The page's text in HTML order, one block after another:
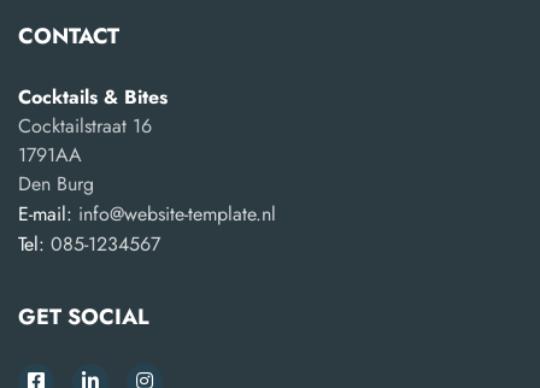
CONTACT
Cocktails & Bites
Cocktailstraat 16
1791AA
Den Burg
E-mail: info@website-template.nl
Tel: 085-1234567
GET SOCIAL